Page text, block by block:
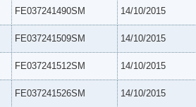
FE037241490SM 14/10/2015
FE037241509SM 14/10/2015
FE037241512SM 14/10/2015
FE037241526SM 14/10/2015